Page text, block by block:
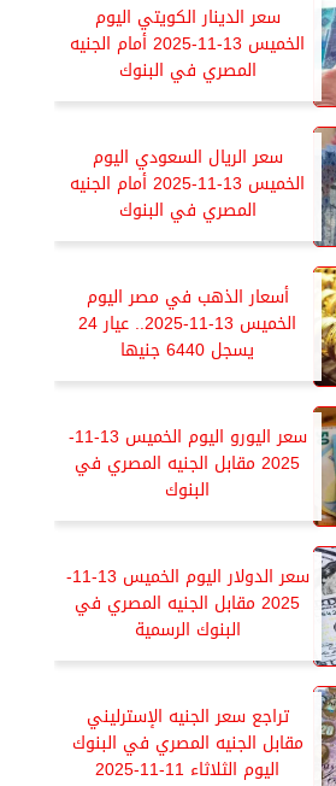
سعر الدينار الكويتي اليوم
الخميس 13-11-2025 أمام الجنيه
المصري في البنوك
سعر الريال السعودي اليوم
الخميس 13-11-2025 أمام الجنيه
المصري في البنوك
أسعار الذهب في مصر اليوم
الخميس 13-11-2025.. عيار 24
يسجل 6440 جنيها
سعر اليورو اليوم الخميس 13-11-
2025 مقابل الجنيه المصري في
البنوك
سعر الدولار اليوم الخميس 13-11-
2025 مقابل الجنيه المصري في
البنوك الرسمية
تراجع سعر الجنيه الإسترليني
مقابل الجنيه المصري في البنوك
اليوم الثلاثاء 11-11-2025